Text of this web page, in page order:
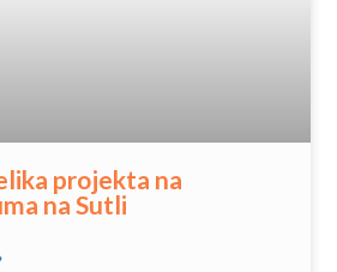
projekta na
na Sutli